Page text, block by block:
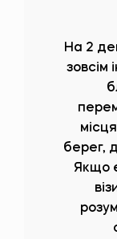
На 2
зовсім
берег,
Якщо